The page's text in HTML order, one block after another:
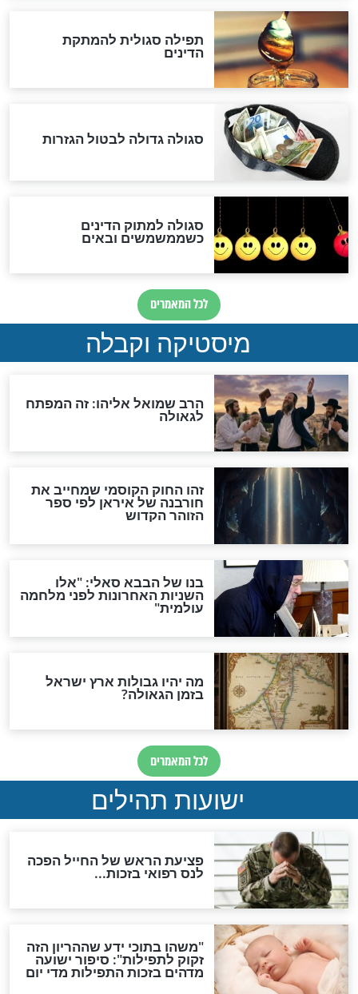
אחרית הימים
האם אפשר לחשב את הקץ?
מה יהיה בימות המשיח?
"לפני הגאולה תהיה אפיקורסות
והכחשה גדולה מאוד של
האמונה"
האם לאחר בוא המשיח יהיה
אפשר לחזור בתשובה?
לכל המאמרים
להמתקת הדינים וביטול
גזרות
סגולת ע"ב שמות הקודש
תפילה סגולית להמתקת
הדינים